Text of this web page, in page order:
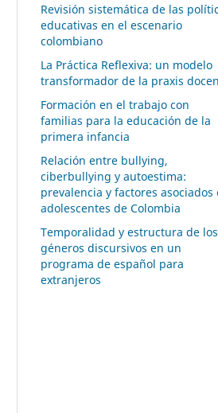
Revisión sistemática de las
educativas en el escenario
colombiano
La Práctica Reflexiva: un modelo
transformador de la praxis
Formación en el trabajo con
familias para la educación de la
primera infancia
Relación entre bullying,
ciberbullying y autoestima:
prevalencia y factores asociados
adolescentes de Colombia
Temporalidad y estructura de los
géneros discursivos en un
programa de español para
extranjeros